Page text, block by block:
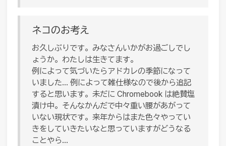
ネコのお考え
お久しぶりです。みなさんいかがお過ごしでし
ょうか。わたしは生きてます。
例によって気づいたらアドカレの季節になって
いました… 例によって雑仕様なので後から追記
すると思います。未だに Chromebook は絶賛塩
漬け中。そんなかんだで中々重い腰があがって
いない現状です。来年からはまた色々やってい
きをしていきたいなと思っていますがどうなる
ことやら…